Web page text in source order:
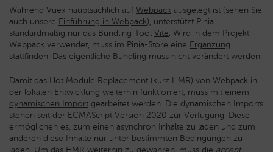
Während Vuex hauptsächlich auf Webpack ausgelegt ist (sehen Sie
auch unsere Einführung in Webpack), unterstützt Pinia
standardmäßig nur das Bundling-Tool Vite. Wird in dem Projekt
Webpack verwendet, muss im Pinia-Store eine Ergänzung
stattfinden. Das eigentliche Bundling muss nicht verändert werden.
Damit das Hot Module Replacement (kurz HMR) von Webpack in
der lokalen Entwicklung weiterhin funktioniert, muss mit einem
dynamischen Import gearbeitet werden. Die dynamischen Imports
stehen seit der ECMAScript Version 2020 zur Verfügung. Diese
ermöglichen es, zum einen asynchron Inhalte zu laden und zum
anderen diese Inhalte nur unter bestimmten Bedingungen zu